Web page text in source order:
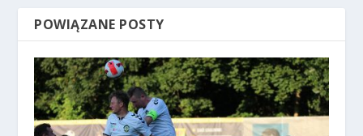
POWIĄZANE POSTY